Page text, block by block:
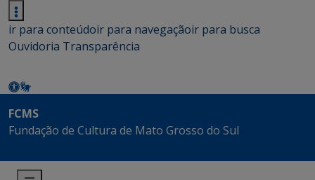
ir para conteúdoir para navegaçãoir para busca
Ouvidoria Transparência
FCMS
Fundação de Cultura de Mato Grosso do Sul